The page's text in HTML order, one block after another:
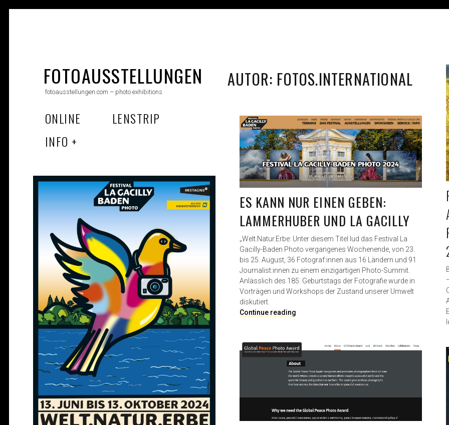
FOTOAUSSTELLUNGEN
fotoausstellungen.com – photo exhibitions
ONLINE
LENSTRIP
INFO
AUTOR: FOTOS.INTERNATIONAL
ES KANN NUR EINEN GEBEN:
LAMMERHUBER UND LA GACILLY
„Welt.Natur.Erbe: Unter diesem Titel lud das Festival La
Gacilly-Baden Photo vergangenes Wochenende, von 23.
bis 25. August, 36 Fotograf:innen aus 16 Ländern und 91
Journalist:innen zu einem einzigartigen Photo-Summit.
Anlässlich des 185. Geburtstags der Fotografie wurde in
Vorträgen und Workshops der Zustand unserer Umwelt
diskutiert.
Continue readingE
a
n
n
n
u
r
e
i